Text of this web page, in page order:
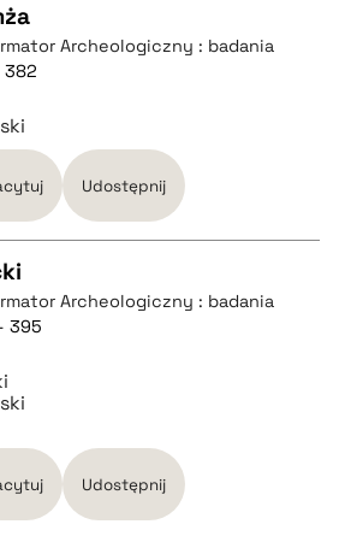
Archeologiczny : badania
382
Udostępnij
Archeologiczny : badania
395
Udostępnij